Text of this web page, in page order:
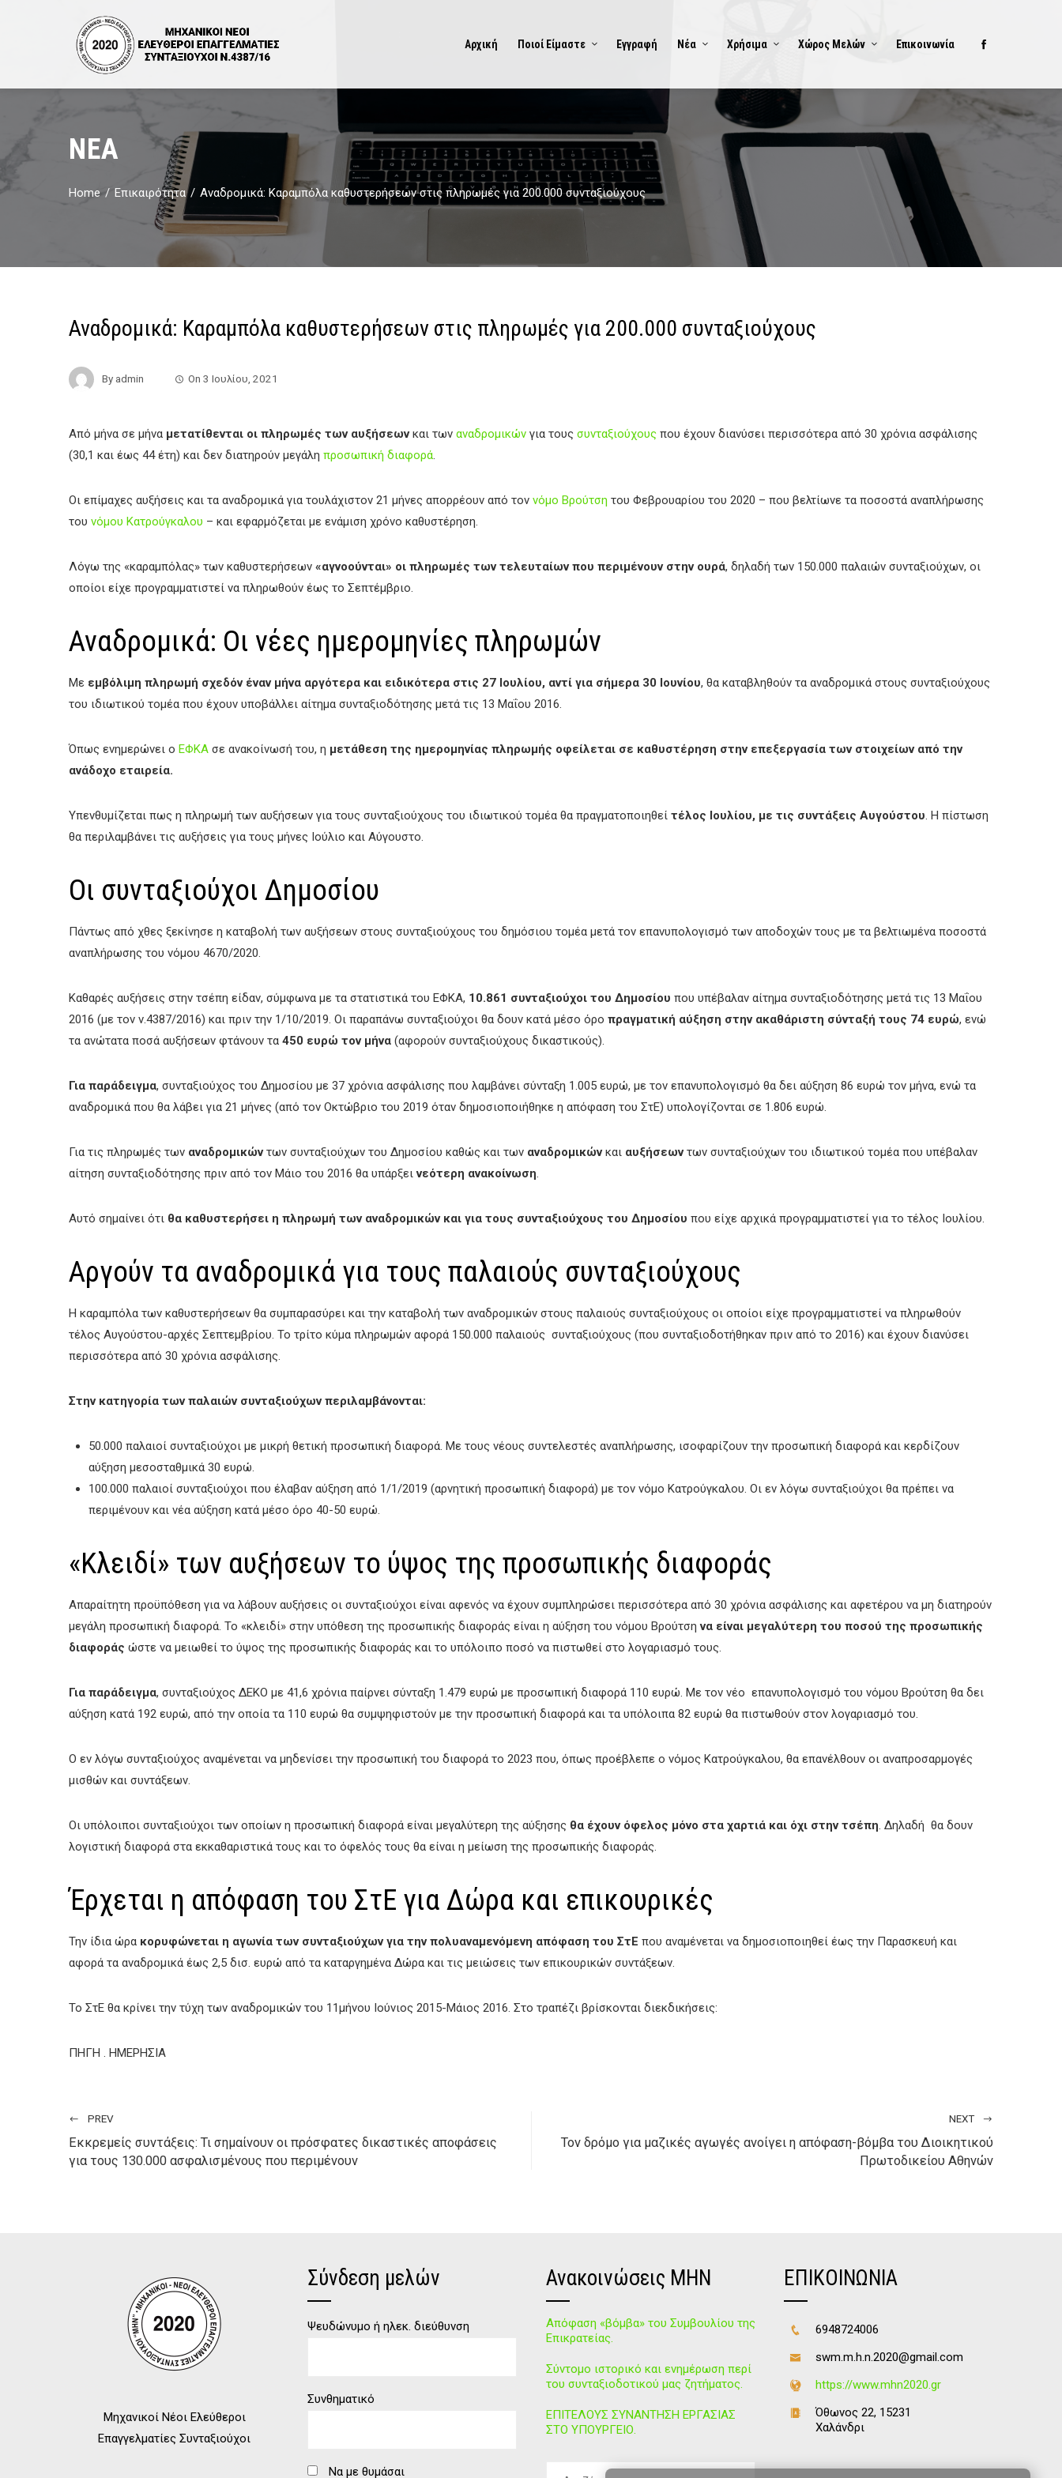
Αρχική Ποιοί Είμαστε Εγγραφή Νέα Χρήσιμα Χώρος Μελών Επικοινωνία
ΝΈΑ
Home Επικαιρότητα Αναδρομικά: Kαραμπόλα καθυστερήσεων στις πληρωμές για 200.000 συνταξιούχους
Αναδρομικά: Kαραμπόλα καθυστερήσεων στις πληρωμές για 200.000 συνταξιούχους
By admin On 3 Ιουλίου, 2021
Από μήνα σε μήνα μετατίθενται οι πληρωμές των αυξήσεωνκαι των αναδρομικών για τους συνταξιούχους που έχουν διανύσει περισσότερα από 30 χρόνια ασφάλισης
(30,1 και έως 44 έτη) και δεν διατηρούν μεγάλη προσωπική διαφορά.
Οι επίμαχες αυξήσεις και τα αναδρομικά για τουλάχιστον 21 μήνες απορρέουν από τον νόμο Βρούτση του Φεβρουαρίου του 2020 – που βελτίωνε τα ποσοστά αναπλήρωσης
του νόμου Κατρούγκαλου – και εφαρμόζεται με ενάμιση χρόνο καθυστέρηση.
Λόγω της «καραμπόλας» των καθυστερήσεων «αγνοούνται» οι πληρωμές των τελευταίων που περιμένουν στην ουρά, δηλαδή των 150.000 παλαιών συνταξιούχων, οι
οποίοι είχε προγραμματιστεί να πληρωθούν έως το Σεπτέμβριο.
Αναδρομικά: Οι νέες ημερομηνίες πληρωμών
Με εμβόλιμη πληρωμή σχεδόν έναν μήνα αργότερα και ειδικότερα στις 27 Ιουλίου, αντί για σήμερα 30 Ιουνίου, θα καταβληθούν τα αναδρομικά στους συνταξιούχους
του ιδιωτικού τομέα που έχουν υποβάλλει αίτημα συνταξιοδότησης μετά τις 13 Μαΐου 2016.
Όπως ενημερώνει ο ΕΦΚΑ σε ανακοίνωσή του, η μετάθεση της ημερομηνίας πληρωμής οφείλεται σε καθυστέρηση στην επεξεργασία των στοιχείων από την
ανάδοχο εταιρεία.
Υπενθυμίζεται πως η πληρωμή των αυξήσεων για τους συνταξιούχους του ιδιωτικού τομέα θα πραγματοποιηθεί τέλος Ιουλίου, με τις συντάξεις Αυγούστου. Η πίστωση
θα περιλαμβάνει τις αυξήσεις για τους μήνες Ιούλιο και Αύγουστο.
Οι συνταξιούχοι Δημοσίου
Πάντως από χθες ξεκίνησε η καταβολή των αυξήσεων στους συνταξιούχους του δημόσιου τομέα μετά τον επανυπολογισμό των αποδοχών τους με τα βελτιωμένα ποσοστά
αναπλήρωσης του νόμου 4670/2020.
Καθαρές αυξήσεις στην τσέπη είδαν, σύμφωνα με τα στατιστικά του ΕΦΚΑ, 10.861 συνταξιούχοι του Δημοσίου που υπέβαλαν αίτημα συνταξιοδότησης μετά τις 13 Μαΐου
2016 (με τον ν.4387/2016) και πριν την 1/10/2019. Οι παραπάνω συνταξιούχοι θα δουν κατά μέσο όρο πραγματική αύξηση στην ακαθάριστη σύνταξή τους 74 ευρώ, ενώ
τα ανώτατα ποσά αυξήσεων φτάνουν τα 450 ευρώ τον μήνα (αφορούν συνταξιούχους δικαστικούς).
Για παράδειγμα, συνταξιούχος του Δημοσίου με 37 χρόνια ασφάλισης που λαμβάνει σύνταξη 1.005 ευρώ, με τον επανυπολογισμό θα δει αύξηση 86 ευρώ τον μήνα, ενώ τα
αναδρομικά που θα λάβει για 21 μήνες (από τον Οκτώβριο του 2019 όταν δημοσιοποιήθηκε η απόφαση του ΣτΕ) υπολογίζονται σε 1.806 ευρώ.
Για τις πληρωμές των αναδρομικώντων συνταξιούχων του Δημοσίου καθώς και των αναδρομικώνκαι αυξήσεωντων συνταξιούχων του ιδιωτικού τομέα που υπέβαλαν
αίτηση συνταξιοδότησης πριν από τον Μάιο του 2016 θα υπάρξεινεότερη ανακοίνωση.
Αυτό σημαίνει ότι θα καθυστερήσει η πληρωμή των αναδρομικών και για τους συνταξιούχους του Δημοσίου που είχε αρχικά προγραμματιστεί για το τέλος Ιουλίου.
Αργούν τα αναδρομικά για τους παλαιούς συνταξιούχους
Η καραμπόλα των καθυστερήσεων θα συμπαρασύρει και την καταβολή των αναδρομικών στους παλαιούς συνταξιούχους οι οποίοι είχε προγραμματιστεί να πληρωθούν
τέλος Αυγούστου-αρχές Σεπτεμβρίου. Το τρίτο κύμα πληρωμών αφορά 150.000 παλαιούς συνταξιούχους (που συνταξιοδοτήθηκαν πριν από το 2016) και έχουν διανύσει
περισσότερα από 30 χρόνια ασφάλισης.
Στην κατηγορία των παλαιών συνταξιούχων περιλαμβάνονται:
50.000 παλαιοί συνταξιούχοι με μικρή θετική προσωπική διαφορά. Με τους νέους συντελεστές αναπλήρωσης, ισοφαρίζουν την προσωπική διαφορά και κερδίζουν
αύξηση μεσοσταθμικά 30 ευρώ.
100.000 παλαιοί συνταξιούχοι που έλαβαν αύξηση από 1/1/2019 (αρνητική προσωπική διαφορά) με τον νόμο Κατρούγκαλου. Οι εν λόγω συνταξιούχοι θα πρέπει να
περιμένουν και νέα αύξηση κατά μέσο όρο 40-50 ευρώ.
«Κλειδί» των αυξήσεων το ύψος της προσωπικής διαφοράς
Απαραίτητη προϋπόθεση για να λάβουν αυξήσεις οι συνταξιούχοι είναι αφενός να έχουν συμπληρώσει περισσότερα από 30 χρόνια ασφάλισης και αφετέρου να μη διατηρούν
μεγάλη προσωπική διαφορά. Το «κλειδί» στην υπόθεση της προσωπικής διαφοράς είναι η αύξηση του νόμου Βρούτσηνα είναι μεγαλύτερη του ποσού της προσωπικής
διαφοράς ώστε να μειωθεί το ύψος της προσωπικής διαφοράς και το υπόλοιπο ποσό να πιστωθεί στο λογαριασμό τους.
Για παράδειγμα, συνταξιούχος ΔΕΚΟ με 41,6 χρόνια παίρνει σύνταξη 1.479 ευρώ με προσωπική διαφορά 110 ευρώ. Με τον νέο επανυπολογισμό του νόμου Βρούτση θα δει
αύξηση κατά 192 ευρώ, από την οποία τα 110 ευρώ θα συμψηφιστούν με την προσωπική διαφορά και τα υπόλοιπα 82 ευρώ θα πιστωθούν στον λογαριασμό του.
Ο εν λόγω συνταξιούχος αναμένεται να μηδενίσει την προσωπική του διαφορά το 2023 που, όπως προέβλεπε ο νόμος Κατρούγκαλου, θα επανέλθουν οι αναπροσαρμογές
μισθών και συντάξεων.
Οι υπόλοιποι συνταξιούχοι των οποίων η προσωπική διαφορά είναι μεγαλύτερη της αύξησης θα έχουν όφελος μόνο στα χαρτιά και όχι στην τσέπη. Δηλαδή θα δουν
λογιστική διαφορά στα εκκαθαριστικά τους και το όφελός τους θα είναι η μείωση της προσωπικής διαφοράς.
Έρχεται η απόφαση του ΣτΕ για Δώρα και επικουρικές
Την ίδια ώρα κορυφώνεται η αγωνία των συνταξιούχων για την πολυαναμενόμενη απόφαση του ΣτΕ που αναμένεται να δημοσιοποιηθεί έως την Παρασκευή και
αφορά τα αναδρομικά έως 2,5 δισ. ευρώ από τα καταργημένα Δώρα και τις μειώσεις των επικουρικών συντάξεων.
Το ΣτΕ θα κρίνει την τύχη των αναδρομικών του 11μήνου Ιούνιος 2015-Μάιος 2016. Στο τραπέζι βρίσκονται διεκδικήσεις:
ΠΗΓΗ . ΗΜΕΡΗΣΙΑ
PREV
Εκκρεμείς συντάξεις: Τι σημαίνουν οι πρόσφατες δικαστικές αποφάσεις
για τους 130.000 ασφαλισμένους που περιμένουν
NEXT
Τον δρόμο για μαζικές αγωγές ανοίγει η απόφαση-βόμβα του Διοικητικού
Πρωτοδικείου Αθηνών
Μηχανικοί Νέοι Ελεύθεροι
Επαγγελματίες Συνταξιούχοι
Σύνδεση μελών
Ψευδώνυμο ή ηλεκ. διεύθυνση
Συνθηματικό
Να με θυμάσαι
Ανακοινώσεις ΜΗΝ
Απόφαση «βόμβα» του Συμβουλίου της
Επικρατείας.
Σύντομο ιστορικό και ενημέρωση περί
του συνταξιοδοτικού μας ζητήματος.
ΕΠΙΤΕΛΟΥΣ ΣΥΝΑΝΤΗΣΗ ΕΡΓΑΣΙΑΣ
ΣΤΟ ΥΠΟΥΡΓΕΙΟ.
ΕΠΙΚΟΙΝΩΝΙΑ
6948724006
swm.m.h.n.2020@gmail.com
https://www.mhn2020.gr
Όθωνος 22, 15231
Χαλάνδρι